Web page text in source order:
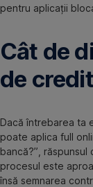
pentru aplicații
Cât de
de
Dacă întrebarea ta
poate aplica full
bancă?”,
procesul este
însă semnarea